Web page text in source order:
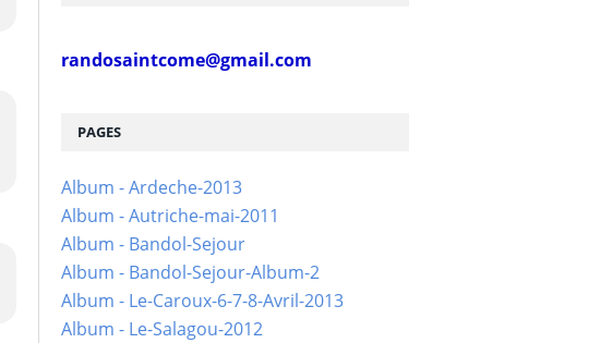
PAGES
Album - Ardeche-2013
Album - Autriche-mai-2011
Album - Bandol-Sejour
Album - Bandol-Sejour-Album-2
Album - Le-Caroux-6-7-8-Avril-2013
Album - Le-Salagou-2012
randosaintcome@gmail.com